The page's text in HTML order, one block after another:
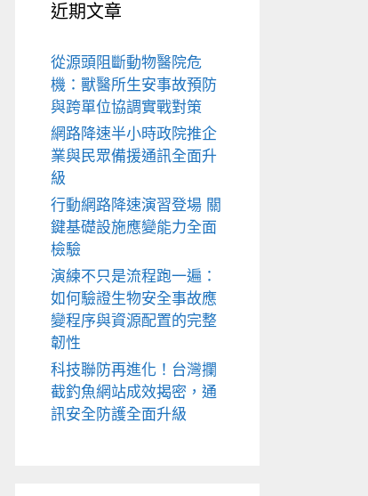
近期文章
從源頭阻斷動物醫院危
機：獸醫所生安事故預防
與跨單位協調實戰對策
網路降速半小時政院推企
業與民眾備援通訊全面升
級
行動網路降速演習登場 關
鍵基礎設施應變能力全面
檢驗
演練不只是流程跑一遍：
如何驗證生物安全事故應
變程序與資源配置的完整
韌性
科技聯防再進化！台灣攔
截釣魚網站成效揭密，通
訊安全防護全面升級